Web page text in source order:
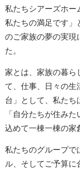
私たちシアーズホー
私たちの満足です」
のご家族の夢の実現
た。
家とは、家族の暮ら
て、仕事、日々の
台」として、私たち
「自分たちが住み
込めて一棟一棟の家
私たちのグループで
ル、そしてご予算に